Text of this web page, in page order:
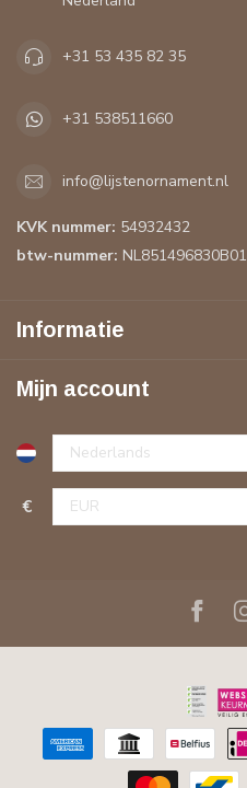
+31 53 435 82 35
+31 538511660
info@lijstenornament.nl
KVK nummer: 54932432
btw-nummer: NL851496830B01
Informatie
Mijn account
€